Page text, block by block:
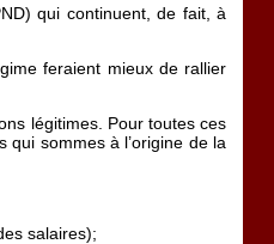
qui continuent, de fait, à
feraient mieux de rallier
légitimes. Pour toutes ces
qui sommes à l’origine de la
salaires);